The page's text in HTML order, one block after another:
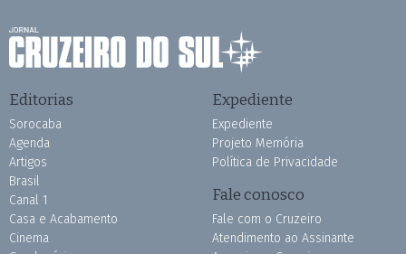
Editorias
Sorocaba
Agenda
Artigos
Brasil
Canal 1
Casa e Acabamento
Cinema
Expediente
Expediente
Projeto Memória
Política de Privacidade
Fale conosco
Fale com o Cruzeiro
Atendimento ao Assinante